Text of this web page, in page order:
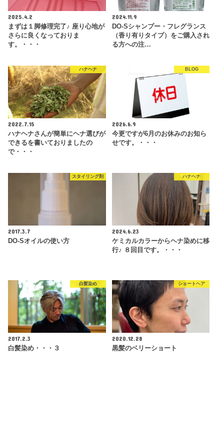
2025.4.2
まずは１脚修理完了♪ 座り心地が
さらに良くなっておりま
す。・・・
2024.11.9
DO-Sシャンプー・フレグランス
（香り有りタイプ）をご購入され
る方への注…
ハナヘナ
2022.7.15
ハナヘナさんが簡単にヘナ選びが
できるを書いておりましたの
で・・・
BLOG
2026.6.9
今更ですが6月のお休みのお知ら
せです。・・・
スタイリング剤
2017.3.7
DO-Sオイルの使い方
ハナヘナ
2024.6.23
ケミカルカラーからヘナ染めに移
行♪ ８回目です。・・・
白髪染め
2017.2.3
白髪染め・・・３
ショートヘア
2020.12.28
黒髪のベリーショート